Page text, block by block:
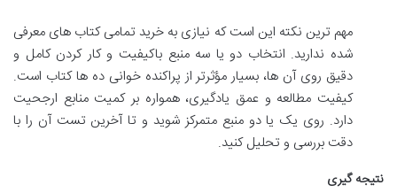
مهم ترین نکته این است که نیازی به خرید تمامی کتاب های معرفی
شده ندارید. انتخاب دو یا سه منبع باکیفیت و کار کردن کامل و
دقیق روی آن ها، بسیار مؤثرتر از پراکنده خوانی ده ها کتاب است.
کیفیت مطالعه و عمق یادگیری، همواره بر کمیت منابع ارجحیت
دارد. روی یک یا دو منبع متمرکز شوید و تا آخرین تست آن را با
دقت بررسی و تحلیل کنید.
نتیجه گیری